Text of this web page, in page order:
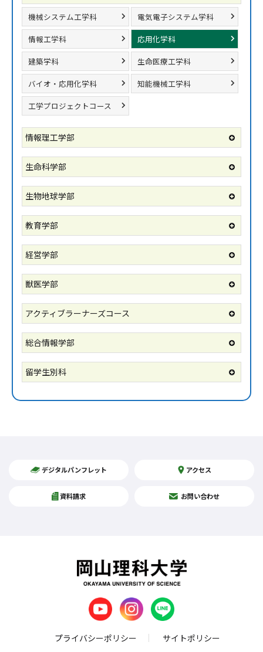
機械システム工学科
電気電子システム学科
情報工学科
応用化学科
建築学科
生命医療工学科
バイオ・応用化学科
知能機械工学科
工学プロジェクトコース
情報理工学部
生命科学部
生物地球学部
教育学部
経営学部
獣医学部
アクティブラーナーズコース
総合情報学部
留学生別科
デジタルパンフレット アクセス
資料請求 お問い合わせ
プライバシーポリシー サイトポリシー